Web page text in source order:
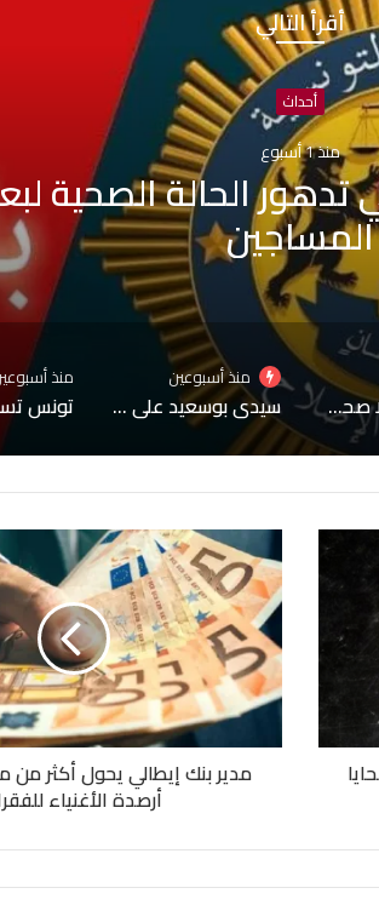
أقرأ التالي
أحداث
منذ 1 أسبوع
قبور بمقبرة الجلاز
وشبهات التدليس
سيدي بوسعيد على قائمة التراث العالمي لليونسكو
منذ أسبوعين
تونس تستدعي السفيرة الفرنسية لإبلاغها احتجاجًا شديد اللهجة إثر حوار إعلامي مع مطلوب للعدالة
منذ 3 أسابيع
مدير بنك إيطالي يحول أكثر من
أرصدة الأغنياء